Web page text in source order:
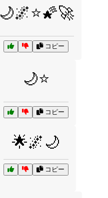
🌙🌌⭐🌠🚀
コピー
🌙⭐
コピー
🌟🌌🌙
コピー